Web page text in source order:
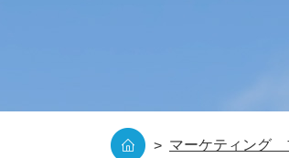
マーケティング